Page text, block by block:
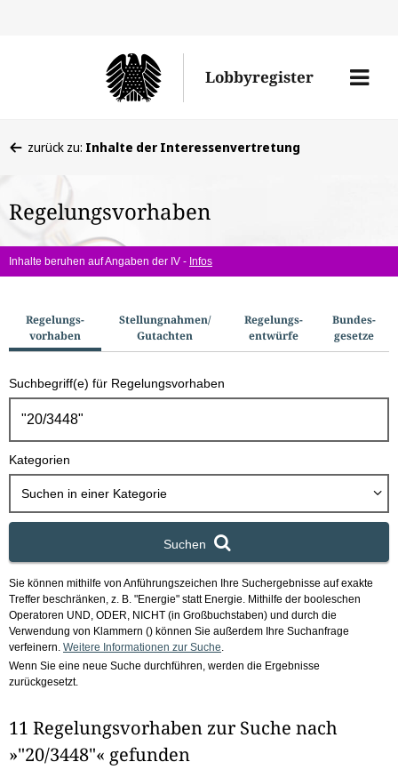
den
Lobbyregister
Menü
befinden
hier:
zurück zu: Inhalte der Interessenvertretung
Regelungsvorhaben
Inhalte beruhen auf Angaben der IV - Infos
u
c
h
o
Regelungs­
vorhaben
Stellungnahmen/​
Gutachten
Regelungs­
entwürfe
Bundes­
gesetze
Suchbegriff(e) für Regelungsvorhaben
Kategorien
Suchen in einer Kategorie
Suchen
Sie können mithilfe von Anführungszeichen Ihre Suchergebnisse auf exakte
Treffer beschränken, z. B. "Energie" statt Energie. Mithilfe der booleschen
Operatoren UND, ODER, NICHT (in Großbuchstaben) und durch die
Verwendung von Klammern () können Sie außerdem Ihre Suchanfrage
verfeinern. Weitere Informationen zur Suche
Wenn Sie eine neue Suche durchführen, werden die Ergebnisse
zurückgesetzt.
11 Regelungsvorhaben zur Suche nach
»"20/3448"« gefunden